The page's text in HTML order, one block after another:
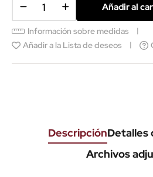
Añadir al
Información sobre medidas
Añadir a la Lista de deseos
DescripciónDetalles
Archivos